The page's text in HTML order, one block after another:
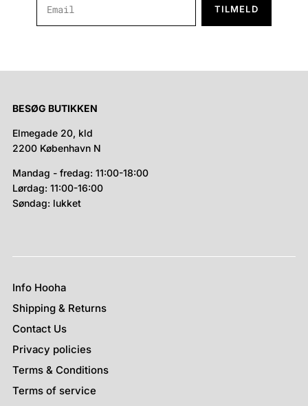
TILMELD
BESØG BUTIKKEN
Elmegade 20, kld
2200 København N
Mandag - fredag: 11:00-18:00
Lørdag: 11:00-16:00
Søndag: lukket
Info Hooha
Shipping & Returns
Contact Us
Privacy policies
Terms & Conditions
Terms of service